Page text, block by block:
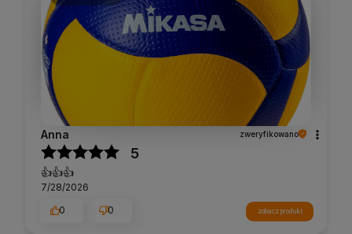
Anna zweryfikowano
5
👍️👍️👍️
7/28/2026
0
0 zobacz produkt